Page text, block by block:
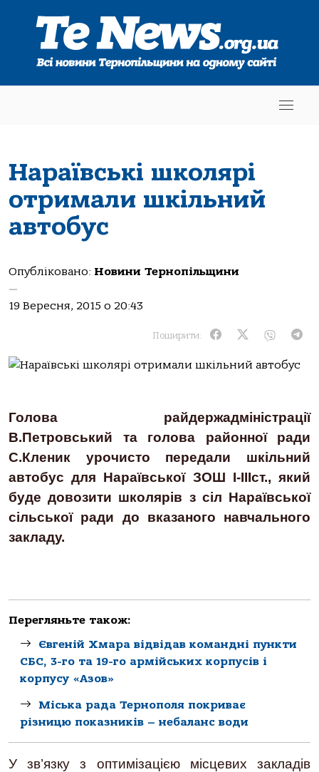
Нараївські школярі
отримали шкільний
автобус
Опубліковано: Новини Тернопільщини
—
19 Вересня, 2015 о 20:43
Поширити:
Голова райдержадміністрації
В.Петровський та голова районної ради
С.Кленик урочисто передали шкільний
автобус для Нараївської ЗОШ І-ІІІст., який
буде довозити школярів з сіл Нараївської
сільської ради до вказаного навчального
закладу.
Перегляньте також:
Євгеній Хмара відвідав командні пункти
СБС, 3-го та 19-го армійських корпусів і
корпусу «Азов»
Міська рада Тернополя покриває
різницю показників – небаланс води
У зв’язку з оптимізацією місцевих закладів